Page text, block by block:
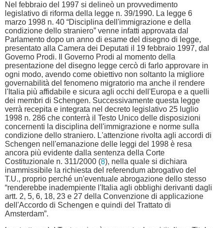
Nel febbraio del 1997 si delineò un provvedimento
legislativo di riforma della legge n. 39/1990. La legge 6
marzo 1998 n. 40 “Disciplina dell'immigrazione e della
condizione dello straniero” venne infatti approvata dal
Parlamento dopo un anno di esame del disegno di legge,
presentato alla Camera dei Deputati il 19 febbraio 1997, dal
Governo Prodi. Il Governo Prodi al momento della
presentazione del disegno legge cercò di farlo approvare in
ogni modo, avendo come obiettivo non soltanto la migliore
governabilità del fenomeno migratorio ma anche il rendere
l'Italia più affidabile e sicura agli occhi dell'Europa e a quelli
dei membri di Schengen. Successivamente questa legge
verrà recepita e integrata nel decreto legislativo 25 luglio
1998 n. 286 che conterrà il Testo Unico delle disposizioni
concernenti la disciplina dell'immigrazione e norme sulla
condizione dello straniero. L'attenzione rivolta agli accordi di
Schengen nell'emanazione delle leggi del 1998 è resa
ancora più evidente dalla sentenza della Corte
Costituzionale n. 311/2000 (8), nella quale si dichiara
inammissibile la richiesta del referendum abrogativo del
T.U., proprio perché un'eventuale abrogazione dello stesso
“renderebbe inadempiente l'Italia agli obblighi derivanti dagli
artt. 2, 5, 6, 18, 23 e 27 della Convenzione di applicazione
dell'Accordo di Schengen e quindi del Trattato di
Amsterdam”.